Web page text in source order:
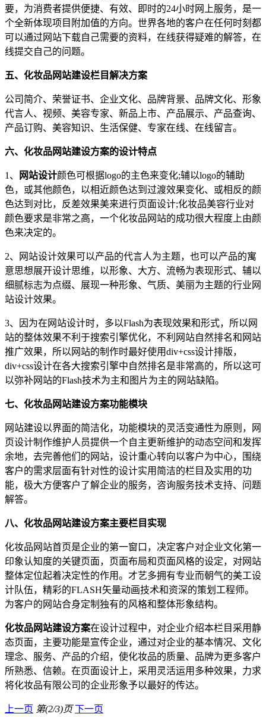
要，为消费者提供便捷、有效、即时的24小时网上服务，是一
个全新体现项目附加值的方向。世界各地的客户在任何时刻都
可以通过网站下载自己需要的资料，在线获得疑难的解答，在
线提交自己的问题。
五、 化妆品网站建设栏目解决方案
公司简介、荣誉证书、企业文化、品牌背景、品牌文化、形象
代言人、视频、美容专家、新品上市、产品展示、产品查询、
产品订购、美容知识、生活保健、专家在线、在线留言。
六、化妆品网站建设方案的设计特点
1、 网站设计颜色可根据logo的主色来变化;辅以logo的辅助
色，或其他颜色，以相近颜色达到过渡效果变化、或相反的颜
色达到对比，反差效果美来进行页面设计;化妆品美容行业对
颜色要求是非常之高，一个化妆品网站的成功很大程度上由颜
色来决定的。
2、网站设计效果可以产品的代言人为主题，也可以产品的寓
意思想展开设计思维，以形象、大方、流畅为表现形式、辅以
细腻标志为点缀、展现一种形象、气质、美丽为主题的行业网
站设计效果。
3、因为在网站设计时，多以Flash为表现效果和形式，所以网
站的整体效果不利于搜索引擎优化，不利网站自然排名和网站
推广效果，所以网站的制作时最好使用div+css设计排版，
div+css设计在各大搜索引擎中自然排名是非常高的，所以这可
以弥补网站的Flash技术为主和图片为主的网站缺陷。
七、化妆品网站建设方案功能模块
网站建设以界面的简洁化，功能模块的灵活变通性为原则，网
页设计制作维护人员提供一个自主更新维护的动态空间和发挥
余地，去完善他们的网站，设计重心转向以客户为中心，围绕
客户的需求层面有针对性的设计实用简洁的栏目及实用的功
能，极大方便客户了解企业的服务，咨询服务技术支持、问题
解答。
八、化妆品网站建设方案主要栏目实现
化妆品网站首页是企业的第一窗口，决定客户对企业文化第一
印象认知度的关键页面，页面布局和页面风格的设定，对网站
整体定位起着决定性的作用。才艺多拥有专业而朝气的美工设
计队伍，精彩的FLASH矢量动画技术和资深的策划工程师。
为客户的网站合身定制独有的风格和整体形象结构。
化妆品网站建设方案在设计过程中，对企业介绍本栏目采用静
态页面，主要功能是宣传企业，通过对企业的基本情况、文化
理念、服务、产品的介绍，使化妆品的质量、品牌为更多客户
所熟悉、信赖。在页面设计上，采用灵活运用多种效果，力求
将化妆品有限公司的企业形象予以最好的传达。
上一页 第(2/3)页 下一页